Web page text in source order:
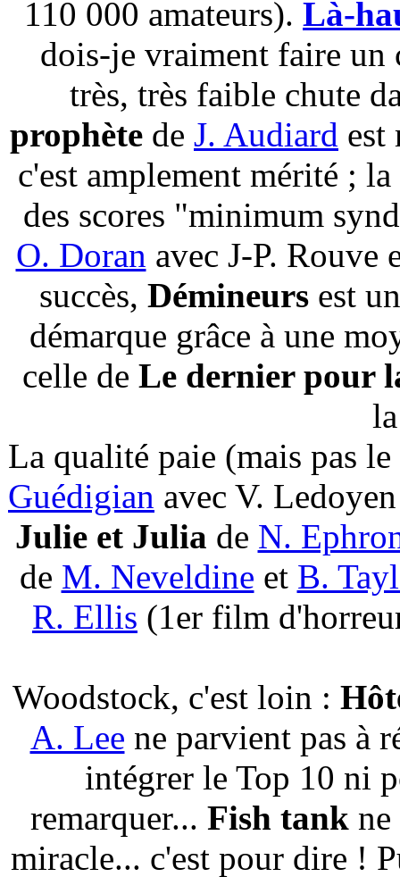
110 000 amateurs). Là-
dois-je vraiment faire un
très, très faible chute
prophète de J. Audiard est
c'est amplement mérité ;
des scores "minimum
O. Doran avec J-P. Rouve
succès, Démineurs est
démarque grâce à une
celle de Le dernier pour
La qualité paie (mais pas
Guédigian avec V.
Julie et Julia de N.
de M. Neveldine et B.
R. Ellis (1er film
Woodstock, c'est loin :
A. Lee ne parvient pas à
intégrer le Top 10 ni
remarquer... Fish tank
miracle... c'est pour dire !